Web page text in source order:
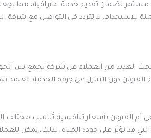
لضمان تقديم خدمة احترافية، مما
للاستخدام، لا تتردد في التواصل مع
العديد من العملاء عن شركة تجمع بين
دون التنازل عن جودة الخدمة.
القيوين بأسعار تنافسية تُناسب مختلف
قد تؤثر على جودة المياه. لذلك، يمكن